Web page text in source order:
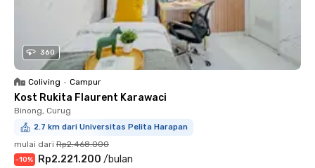
360
Coliving • Campur
Kost Rukita Flaurent Karawaci
Binong, Curug
2.7 km dari Universitas Pelita Harapan
mulai dari Rp2.468.000
-10% Rp2.221.200 /bulan